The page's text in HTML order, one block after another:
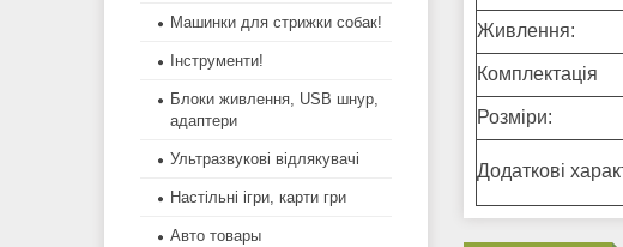
Живлення:
Комплектація
Розміри:
Додаткові
Машинки для стрижки собак!
Інструменти!
Блоки живлення, USB шнур,
адаптери
Ультразвукові відлякувачі
Настільні ігри, карти гри
Авто товары